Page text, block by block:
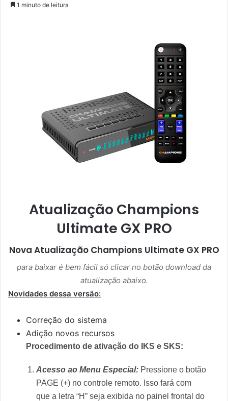
m
a
i
l
1 minuto de leitura
Atualização Champions
Ultimate GX PRO
Nova Atualização Champions Ultimate GX PRO
para baixar é bem fácil só clicar no botão download da
atualização abaixo.
Novidades dessa versão:
Correção do sistema
Adição novos recursos
Procedimento de ativação do IKS e SKS:
Acesso ao Menu Especial: Pressione o botão
PAGE (+) no controle remoto. Isso fará com
que a letra “H” seja exibida no painel frontal do